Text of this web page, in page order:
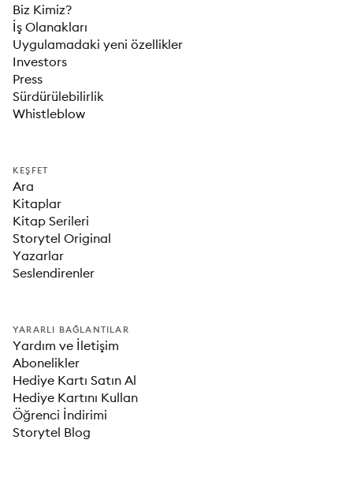
Biz Kimiz?
İş Olanakları
Uygulamadaki yeni özellikler
Investors
Press
Sürdürülebilirlik
Whistleblow
KEŞFET
Ara
Kitaplar
Kitap Serileri
Storytel Original
Yazarlar
Seslendirenler
YARARLI BAĞLANTILAR
Yardım ve İletişim
Abonelikler
Hediye Kartı Satın Al
Hediye Kartını Kullan
Öğrenci İndirimi
Storytel Blog